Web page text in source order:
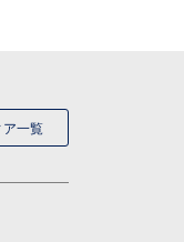
一覧